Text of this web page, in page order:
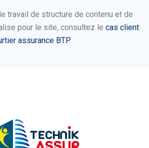
travail de structure de contenu et de
pour le site, consultez le cas client
assurance BTP.